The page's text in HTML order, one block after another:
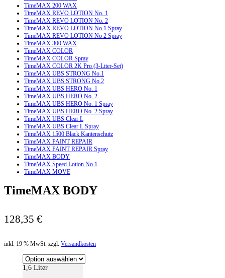
TimeMAX 200 WAX
TimeMAX REVO LOTION No. 1
TimeMAX REVO LOTION No. 2
TimeMAX REVO LOTION No 1 Spray
TimeMAX REVO LOTION No 2 Spray
TimeMAX 300 WAX
TimeMAX COLOR
TimeMAX COLOR Spray
TimeMAX COLOR 2K Pro (3-Liter-Set)
TimeMAX UBS STRONG No.1
TimeMAX UBS STRONG No.2
TimeMAX UBS HERO No. 1
TimeMAX UBS HERO No. 2
TimeMAX UBS HERO No. 1 Spray
TimeMAX UBS HERO No. 2 Spray
TimeMAX UBS Clear L
TimeMAX UBS Clear L Spray
TimeMAX 1500 Black Kantenschutz
TimeMAX PAINT REPAIR
TimeMAX PAINT REPAIR Spray
TimeMAX BODY
TimeMAX Speed Lotion No.1
TimeMAX MOVE
TimeMAX BODY
128,35 €
inkl. 19 % MwSt. zzgl. Versandkosten
1,6 Liter